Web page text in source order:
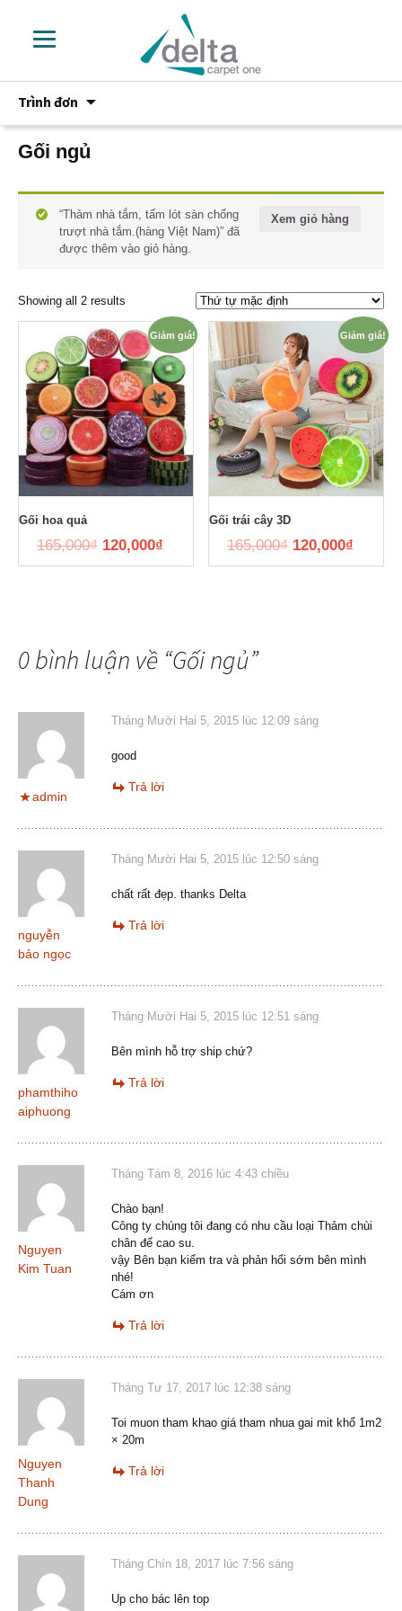
Trình đơn
phần
Gối ngủ
Xem giỏ hàng
“Thảm nhà tắm, tấm lót sàn chống
trượt nhà tắm.(hàng Việt Nam)” đã
được thêm vào giỏ hàng.
Showing all 2 results
Giảm giá!
Gối hoa quả
165,000₫ 120,000₫
Giảm giá!
Gối trái cây 3D
165,000₫ 120,000₫
0 bình luận về “Gối ngủ”
admin
Tháng Mười Hai 5, 2015 lúc 12:09 sáng
good
Trả lời
nguyễn
bảo ngọc
Tháng Mười Hai 5, 2015 lúc 12:50 sáng
chất rất đẹp. thanks Delta
Trả lời
phamthiho
aiphuong
Tháng Mười Hai 5, 2015 lúc 12:51 sáng
Bên mình hỗ trợ ship chứ?
Trả lời
Nguyen
Kim Tuan
Tháng Tám 8, 2016 lúc 4:43 chiều
Chào bạn!
Công ty chúng tôi đang có nhu cầu loại Thảm chùi
chân đế cao su.
vậy Bên bạn kiểm tra và phản hổi sớm bên mình
nhé!
Cám ơn
Trả lời
Nguyen
Thanh
Dung
Tháng Tư 17, 2017 lúc 12:38 sáng
Toi muon tham khao giá tham nhua gai mit khổ 1m2
× 20m
Trả lời
Tháng Chín 18, 2017 lúc 7:56 sáng
Up cho bác lên top